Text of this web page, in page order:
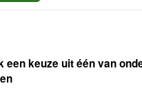
een keuze uit één van